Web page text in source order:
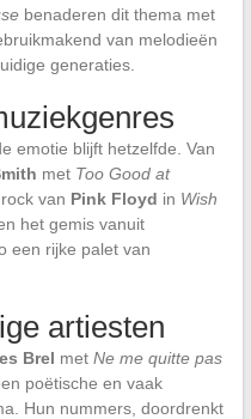
benaderen dit thema met
van melodieën
generaties.
emotie blijft hetzelfde. Van
met Too Good at
van Pink Floyd in Wish
het gemis vanuit
een rijke palet van
artiesten
Brel met Ne me quitte pas
poëtische en vaak
Hun nummers, doordrenkt